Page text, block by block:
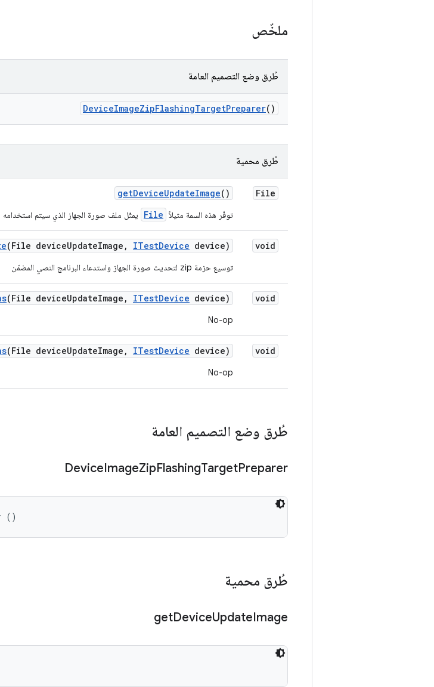
ملخّص
طُرق وضع التصميم العامة
DeviceImageZipFlashingTargetPreparer()
طُرق محمية
File
getDeviceUpdateImage()
توفّر هذه السمة مثيلاً File يمثّل ملف صورة الجهاز الذي سيتم استخدامه
void
(File deviceUpdateImage , ITestDevice device)
توسيع حزمة zip لتحديث صورة الجهاز واستدعاء البرنامج النصي المضمّن
void
(File deviceUpdateImage , ITestDevice device)
No-op
void
(File deviceUpdateImage , ITestDevice device)
No-op
طُرق وضع التصميم العامة
DeviceImageZipFlashingTargetPreparer
()
طُرق محمية
getDeviceUpdateImage